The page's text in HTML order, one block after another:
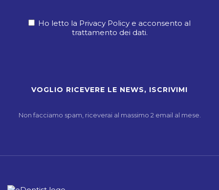
Ho letto la Privacy Policy e acconsento al
trattamento dei dati.
Non facciamo spam, riceverai al massimo 2 email al mese.